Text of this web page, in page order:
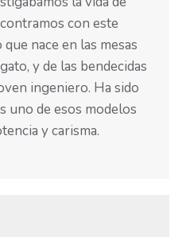
con este
nace en las mesas
y de las bendecidas
ingeniero. Ha sido
uno de esos modelos
y carisma.